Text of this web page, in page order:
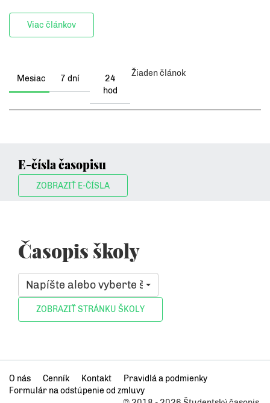
Viac článkov
Mesiac 7 dní
24
hod
Žiaden článok
E-čísla časopisu
ZOBRAZIŤ E-ČÍSLA
Časopis školy
Napíšte alebo vyberte školu, ktorá vás zaujíma
O nás Cenník Kontakt
Pravidlá a podmienky
Formulár na odstúpenie od zmluvy